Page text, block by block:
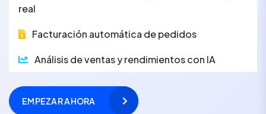
real
Facturación automática de pedidos
Análisis de ventas y rendimientos con IA
EMPEZAR AHORA